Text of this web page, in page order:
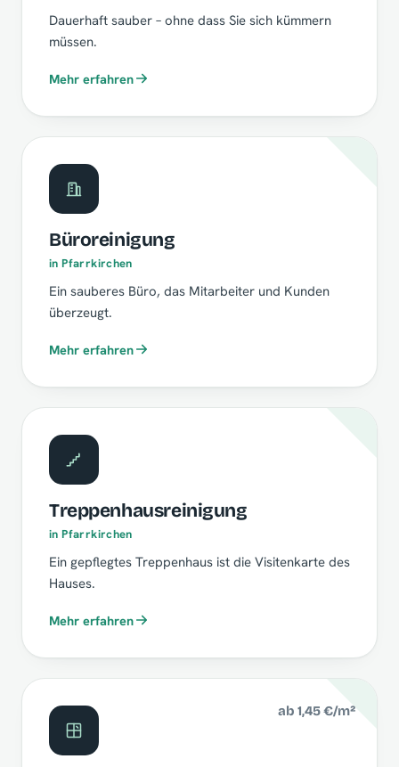
Dauerhaft sauber – ohne dass Sie sich kümmern
müssen.
Mehr erfahren
Büroreinigung
in Pfarrkirchen
Ein sauberes Büro, das Mitarbeiter und Kunden
überzeugt.
Mehr erfahren
Treppenhausreinigung
in Pfarrkirchen
Ein gepflegtes Treppenhaus ist die Visitenkarte des
Hauses.
Mehr erfahren
ab 1,45 €/m²